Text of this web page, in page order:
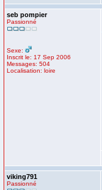
seb pompier
Passionné
Sexe:
Inscrit le: 17 Sep 2006
Messages: 504
Localisation: loire
viking791
Passionné